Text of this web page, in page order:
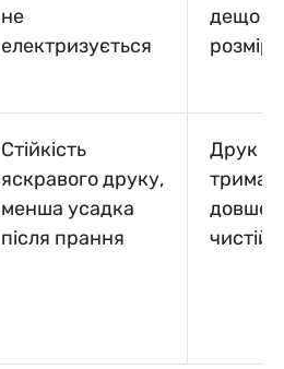
не
електризується
дещо
Стійкість
яскравого друку,
менша усадка
після прання
Друк
довше,
чистій